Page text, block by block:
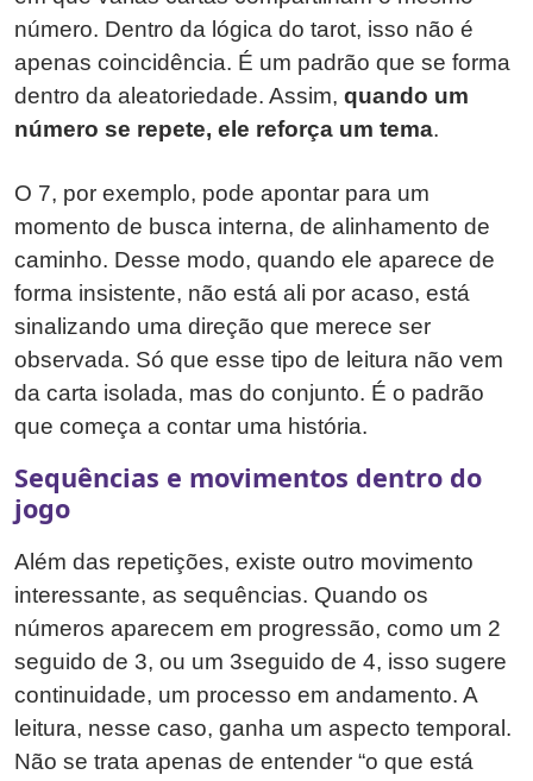
número. Dentro da lógica do tarot, isso não é
apenas coincidência. É um padrão que se forma
dentro da aleatoriedade. Assim, quando um
número se repete, ele reforça um tema.
O 7, por exemplo, pode apontar para um
momento de busca interna, de alinhamento de
caminho. Desse modo, quando ele aparece de
forma insistente, não está ali por acaso, está
sinalizando uma direção que merece ser
observada. Só que esse tipo de leitura não vem
da carta isolada, mas do conjunto. É o padrão
que começa a contar uma história.
Sequências e movimentos dentro do
jogo
Além das repetições, existe outro movimento
interessante, as sequências. Quando os
números aparecem em progressão, como um 2
seguido de 3, ou um 3seguido de 4, isso sugere
continuidade, um processo em andamento. A
leitura, nesse caso, ganha um aspecto temporal.
Não se trata apenas de entender “o que está